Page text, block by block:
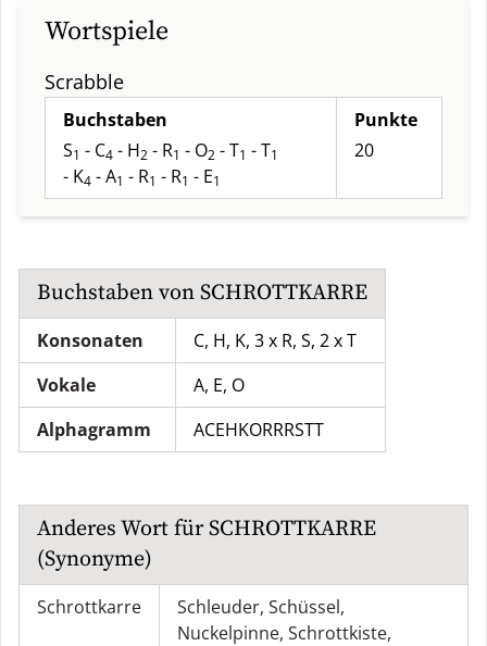
Wortspiele
Scrabble
Buchstaben
S1 - C4 - H2 - R1 - O2 - T1 - T1
- K4 - A1 - R1 - R1 - E1
Punkte
20
Buchstaben von SCHROTTKARRE
Konsonaten
C, H, K, 3 x R, S, 2 x T
Vokale
A, E, O
Alphagramm
ACEHKORRRSTT
Anderes Wort fürSCHROTTKARRE
(Synonyme)
Schrottkarre Schleuder, Schüssel,
Nuckelpinne, Schrottkiste,